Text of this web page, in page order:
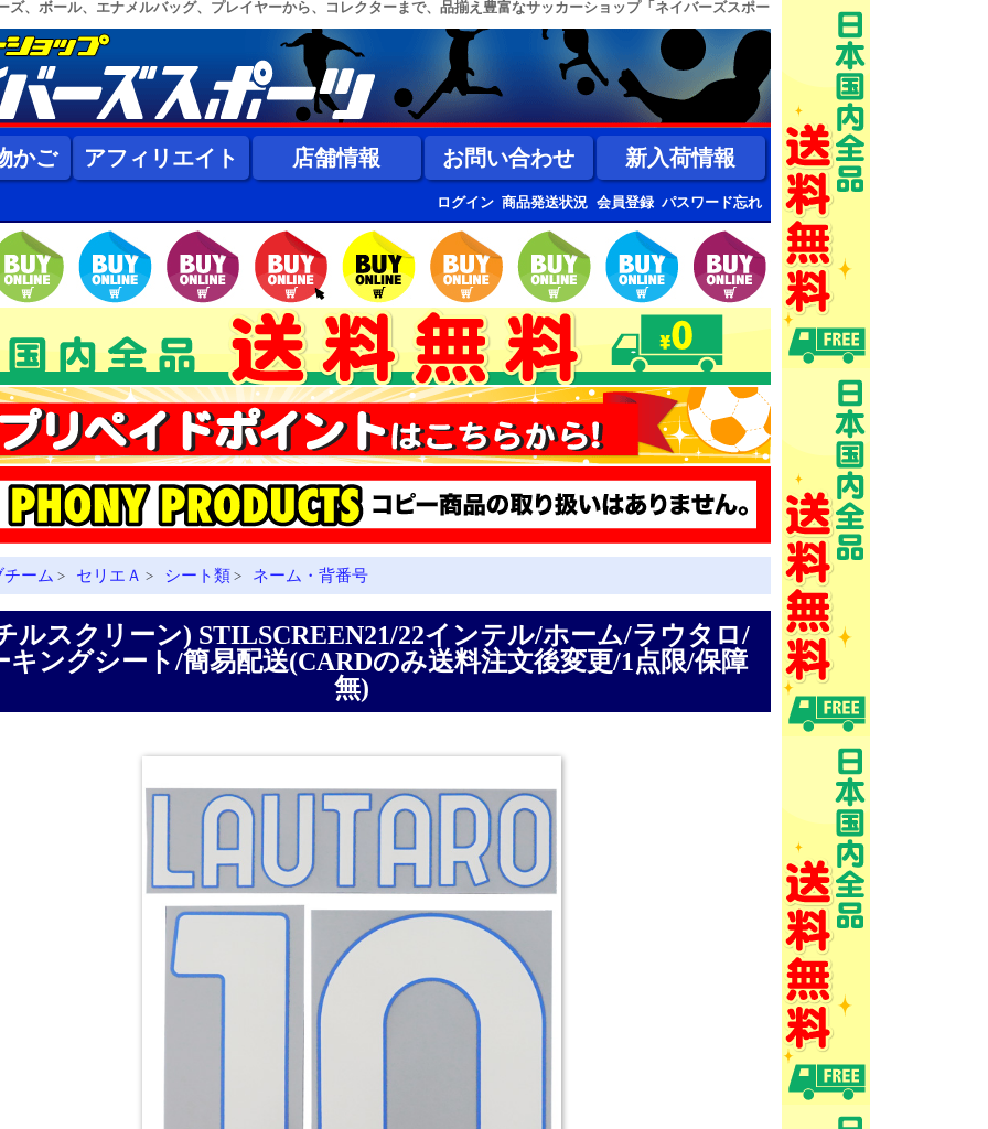
ズ、ボール、エナメルバッグ、プレイヤーから、コレクターまで、品揃え豊富なサッカーショップ「ネイバーズスポー
かご アフィリエイト 店舗情報 お問い合わせ 新入荷情報
ログイン 商品発送状況 会員登録 パスワード忘れ
ーム > セリエＡ > シート類 > ネーム・背番号
ルスクリーン) STILSCREEN21/22インテル/ホーム/ラウタロ/
キングシート/簡易配送(CARDのみ送料注文後変更/1点限/保障
無)